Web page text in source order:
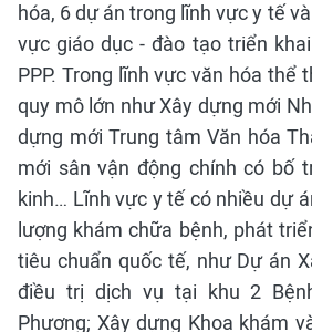
hóa, 6 dự án trong lĩnh vực y tế
vực giáo dục - đào tạo triển
PPP. Trong lĩnh vực văn hóa thể
quy mô lớn như Xây dựng mới
dựng mới Trung tâm Văn hóa
mới sân vận động chính có bố
kinh… Lĩnh vực y tế có nhiều dự
lượng khám chữa bệnh, phát
tiêu chuẩn quốc tế, như Dự án
điều trị dịch vụ tại khu 2
Phương; Xây dựng Khoa khám